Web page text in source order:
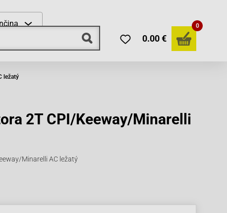
0.00 €
0
ležatý
2T CPI/Keeway/Minarelli
Minarelli AC ležatý